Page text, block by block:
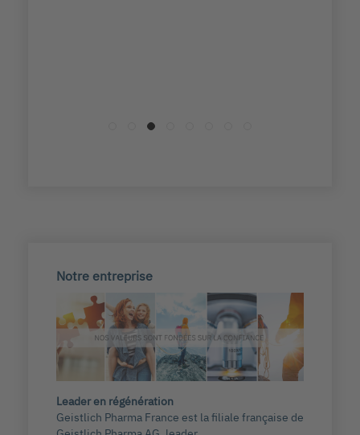
Notre entreprise
Leader en régénération
Geistlich Pharma France est la filiale française de